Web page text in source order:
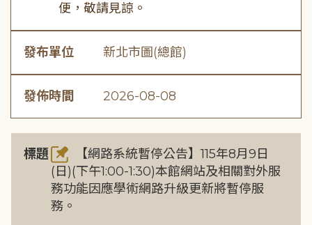
便，敬請見諒。
發布單位 新北市圖(總館)
發佈時間 2026-08-08
標題
【網路系統暫停公告】115年8月9日
(日)(下午1:00-1:30)本館網站及相關對外服
務功能因應學術網路升級更新將暫停服
務。